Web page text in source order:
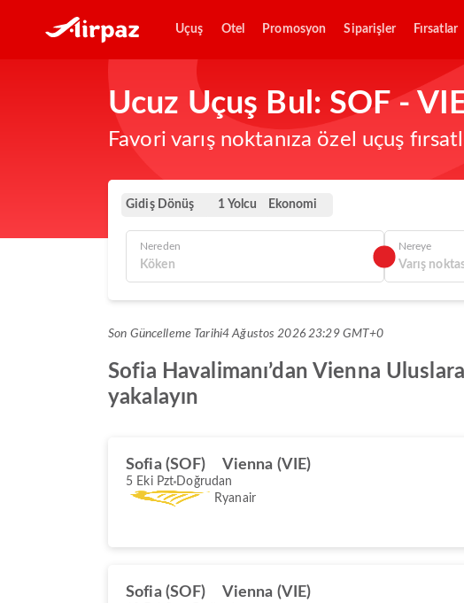
Uçuş Otel Promosyon Siparişler Fırsatlar
Ucuz Uçuş Bul: SOF -
Favori varış noktanıza özel uçuş
Gidiş Dönüş 1 Yolcu Ekonomi
Nereden Nereye
Son Güncelleme Tarihi4 Ağustos 2026 23:29 GMT+0
Sofia Havalimanı’dan Vienna
yakalayın
Sofia (SOF) Vienna (VIE)
5 Eki Pzt Doğrudan
Ryanair
Sofia (SOF) Vienna (VIE)